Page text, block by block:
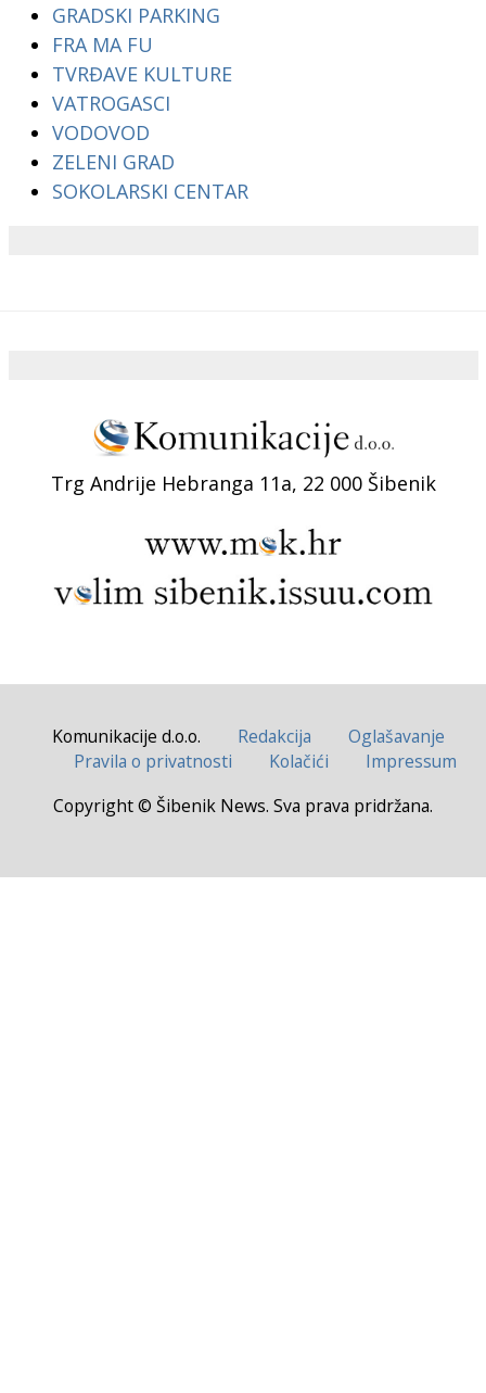
GRADSKI PARKING
FRA MA FU
TVRĐAVE KULTURE
VATROGASCI
VODOVOD
ZELENI GRAD
SOKOLARSKI CENTAR
Trg Andrije Hebranga 11a, 22 000 Šibenik
Komunikacije d.o.o. Redakcija
Oglašavanje
Pravila o privatnosti
Kolačići
Impressum
Copyright © Šibenik News. Sva prava pridržana.